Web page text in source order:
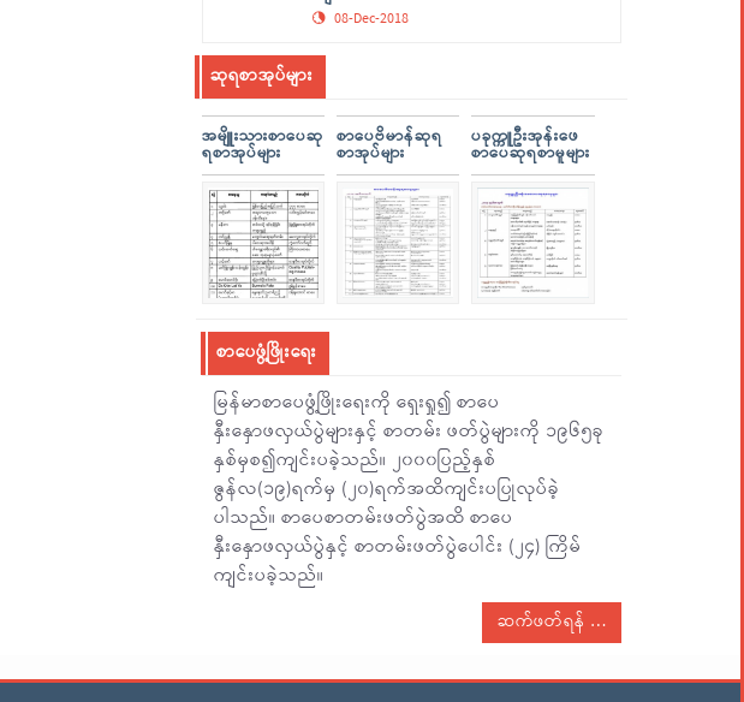
08-Dec-2018
ဆုရစာအုပ်များ
အမျိူးသားစာပေဆု
ရစာအုပ်များ
စာပေဗိမာန်ဆုရ
စာအုပ်များ
ပခုက္ကူဦးအုန်းဖေ
စာပေဆုရစာမူများ
စာပေဖွံ့ဖြိုးရေး
မြန်မာစာပေဖွံ့ဖြိုးရေးကို ရှေးရှု၍ စာပေ
နှီးနှောဖလှယ်ပွဲများနှင့် စာတမ်း ဖတ်ပွဲများကို ၁၉၆၅ခု
နှစ်မှစ၍ကျင်းပခဲ့သည်။ ၂၀၀၀ပြည့်နှစ်
ဇွန်လ(၁၉)ရက်မှ (၂၀)ရက်အထိကျင်းပပြုလုပ်ခဲ့
ပါသည်။ စာပေစာတမ်းဖတ်ပွဲအထိ စာပေ
နှီးနှောဖလှယ်ပွဲနှင့် စာတမ်းဖတ်ပွဲပေါင်း (၂၄) ကြိမ်
ကျင်းပခဲ့သည်။
ဆက်ဖတ်ရန်